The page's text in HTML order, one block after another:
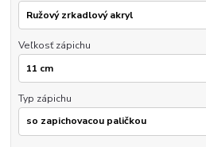
Veľkosť zápichu
Typ zápichu